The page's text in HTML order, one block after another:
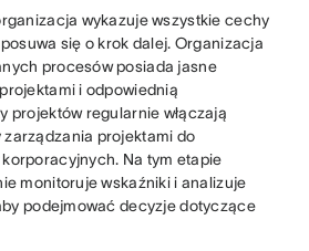
wykazuje wszystkie cechy
się o krok dalej. Organizacja
procesów posiada jasne
i odpowiednią
projektów regularnie włączają
projektami do
Na tym etapie
monitoruje wskaźniki i analizuje
podejmować decyzje dotyczące